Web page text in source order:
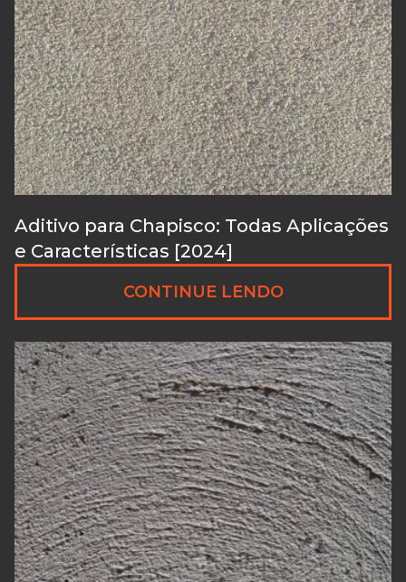
Aditivo para Chapisco: Todas Aplicações
e Características [2024]
CONTINUE LENDO